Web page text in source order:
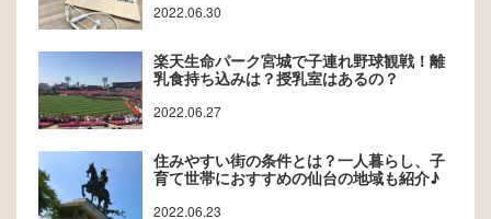
2022.06.30
楽天生命パーク宮城で子連れ野球観戦！離
乳食持ち込みは？授乳室はあるの？
2022.06.27
住みやすい街の条件とは？一人暮らし、子
育て世帯におすすめの仙台の地域も紹介♪
2022.06.23